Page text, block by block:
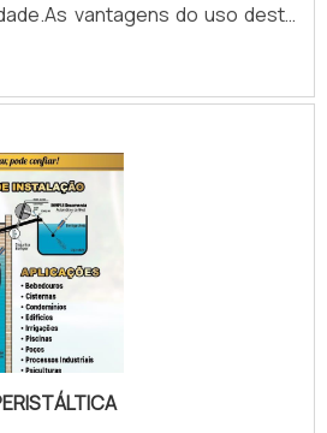
vantagens do uso deste
na limpeza a
informações sobre fabricantes
solvente, para tintas a base de